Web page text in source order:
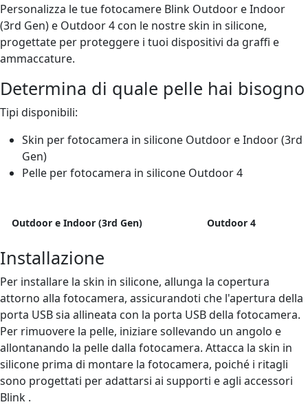
Personalizza le tue fotocamere Blink Outdoor e Indoor
(3rd Gen) e Outdoor 4 con le nostre skin in silicone,
progettate per proteggere i tuoi dispositivi da graffi e
ammaccature.
Determina di quale pelle hai bisogno
Tipi disponibili:
Skin per fotocamera in silicone Outdoor e Indoor (3rd
Gen)
Pelle per fotocamera in silicone Outdoor 4
Outdoor e Indoor (3rd Gen) Outdoor 4
Installazione
Per installare la skin in silicone, allunga la copertura
attorno alla fotocamera, assicurandoti che l'apertura della
porta USB sia allineata con la porta USB della fotocamera.
Per rimuovere la pelle, iniziare sollevando un angolo e
allontanando la pelle dalla fotocamera. Attacca la skin in
silicone prima di montare la fotocamera, poiché i ritagli
sono progettati per adattarsi ai supporti e agli accessori
Blink .